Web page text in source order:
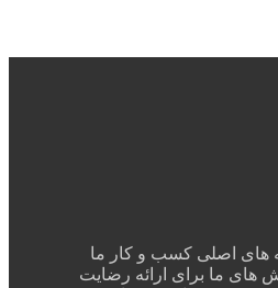
های اصلی کسب و کار ما
های ما برای ارائه رضایت